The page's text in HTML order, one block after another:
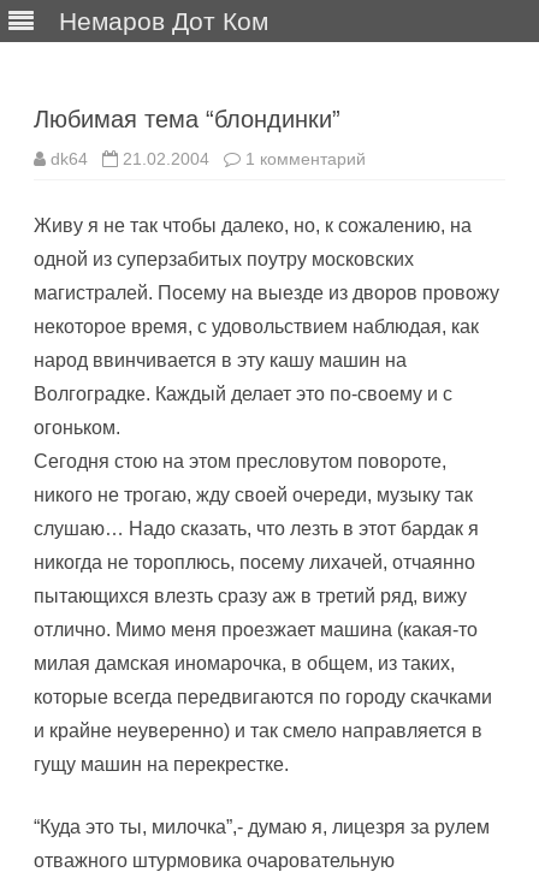
Немаров Дот Ком
Любимая тема “блондинки”
dk64 21.02.2004 1 комментарий
“блондинки”
Живу я не так чтобы далеко, но, к сожалению, на
одной из суперзабитых поутру московских
магистралей. Посему на выезде из дворов провожу
некоторое время, с удовольствием наблюдая, как
народ ввинчивается в эту кашу машин на
Волгоградке. Каждый делает это по-своему и с
огоньком.
Сегодня стою на этом пресловутом повороте,
никого не трогаю, жду своей очереди, музыку так
слушаю… Надо сказать, что лезть в этот бардак я
никогда не тороплюсь, посему лихачей, отчаянно
пытающихся влезть сразу аж в третий ряд, вижу
отлично. Мимо меня проезжает машина (какая-то
милая дамская иномарочка, в общем, из таких,
которые всегда передвигаются по городу скачками
и крайне неуверенно) и так смело направляется в
гущу машин на перекрестке.
“Куда это ты, милочка”,- думаю я, лицезря за рулем
отважного штурмовика очаровательную